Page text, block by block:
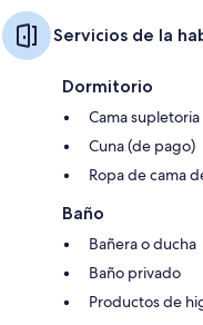
Servicios de la
Dormitorio
Cama
Cuna (de pago)
Ropa de cama
Baño
Bañera o ducha
Baño privado
Productos de